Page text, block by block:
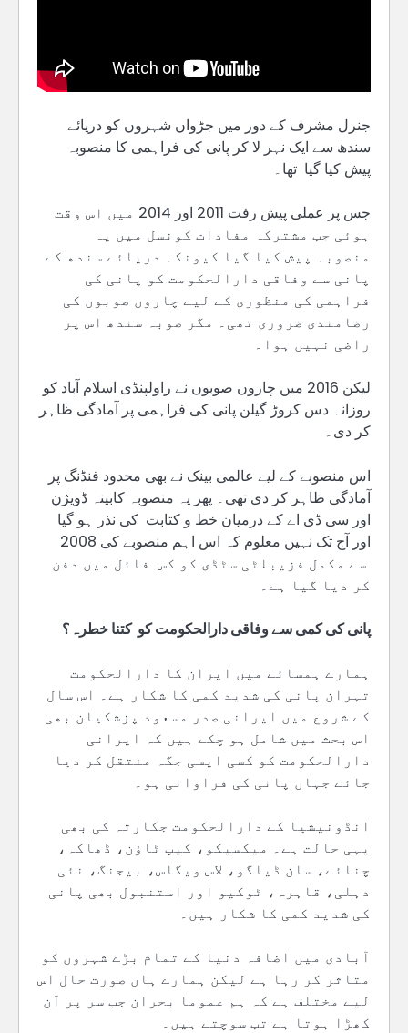
جنرل مشرف کے دور میں جڑواں شہروں کو دریائے
سندھ سے ایک نہر لا کر پانی کی فراہمی کا منصوبہ
پیش کیا گیا تھا۔
جس پر عملی پیش رفت 2011 اور 2014 میں اس وقت
ہوئی جب مشترکہ مفادات کونسل میں یہ
منصوبہ پیش کیا گیا کیونکہ دریائے سندھ کے
پانی سے وفاقی دارالحکومت کو پانی کی
فراہمی کی منظوری کے لیے چاروں صوبوں کی
رضامندی ضروری تھی۔ مگر صوبہ سندھ اس پر
راضی نہیں ہوا۔
لیکن 2016 میں چاروں صوبوں نے راولپنڈی اسلام آباد کو
روزانہ دس کروڑ گیلن پانی کی فراہمی پر آمادگی ظاہر
کر دی۔
اس منصوبے کے لیے عالمی بینک نے بھی محدود فنڈنگ پر
آمادگی ظاہر کر دی تھی۔ پھر یہ منصوبہ کابینہ ڈویژن
اور سی ڈی اے کے درمیان خط و کتابت کی نذر ہو گیا
اور آج تک نہیں معلوم کہ اس اہم منصوبے کی 2008
سے مکمل فزیبلٹی سٹڈی کو کس فائل میں دفن
کر دیا گیا ہے۔
پانی کی کمی سے وفاقی دارالحکومت کو کتنا خطرہ؟
ہمارے ہمسائے میں ایران کا دارالحکومت
تہران پانی کی شدید کمی کا شکار ہے۔ اس سال
کے شروع میں ایرانی صدر مسعود پزشکیان بھی
اس بحث میں شامل ہو چکے ہیں کہ ایرانی
دارالحکومت کو کسی ایسی جگہ منتقل کر دیا
جائے جہاں پانی کی فراوانی ہو۔
انڈونیشیا کے دارالحکومت جکارتہ کی بھی
یہی حالت ہے۔ میکسیکو، کیپ ٹاؤن، ڈھاکہ،
چنائے، سان ڈیاگو، لاس ویگاس، بیجنگ، نئی
دہلی، قاہرہ، ٹوکیو اور استنبول بھی پانی
کی شدید کمی کا شکار ہیں۔
آبادی میں اضافہ دنیا کے تمام بڑے شہروں کو
متاثر کر رہا ہے لیکن ہمارے ہاں صورت حال اس
لیے مختلف ہے کہ ہم عموما بحران جب سر پر آن
کھڑا ہوتا ہے تب سوچتے ہیں۔